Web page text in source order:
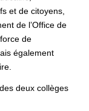
et de citoyens,
de l’Office de
de
également
deux collèges